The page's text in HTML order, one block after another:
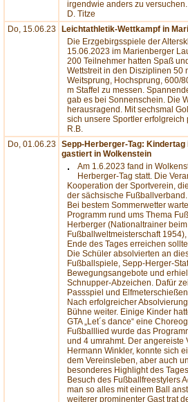
irgendwie anders zu versuchen.
D. Titze
Do, 15.06.23
Leichtathletik-Wettkampf in
Die Erzgebirgsspiele der
15.06.2023 im Marienberger
200 Teilnehmer hatten Spaß
Wettstreit in den Disziplinen 50
Weitsprung, Hochsprung, 600/
m Staffel zu messen.
gab es bei Sonnenschein. Die
herausragend. Mit sechsmal
sich unsere Sportler erfolgreich
R.B.
Do, 01.06.23 Sepp-Herberger-Tag:
gastiert in Wolkenstein
Am 1.6.2023 fand in
Herberger-Tag statt. Die
Kooperation der Sportverein,
der sächsische Fußballverband.
Bei bestem Sommerwetter
Programm rund ums Thema
Herberger (Nationaltrainer
Fußballweltmeisterschaft
Ende des Tages erreichen
Die Schüler absolvierten an
Fußballspiele, Sepp-Herger-
Bewegungsangebote und
Schnupper-Abzeichen. Dafür
Passspiel und
Nach erfolgreicher
Bühne weiter. Einige Kinder
GTA „Let´s dance“ eine
Fußballlied wurde das
und 4 umrahmt. Der angereiste
Hermann Winkler, konnte sich
dem Vereinsleben, aber auch
besonderes Highlight des
Besuch des Fußballfreestylers
man so alles mit einem Ball
weiterer prominenter Gast trat